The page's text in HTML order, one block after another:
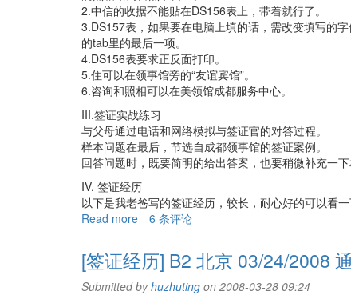
2.中信的收据不能贴在DS156表上，带着就行了。
3.DS157表，如果要在电脑上填的话，需改变填写的
的tab里的最后一项。
4.DS156表要求正反面打印。
5.住可以在领事馆旁的“友谊宾馆”。
6.咨询和照相可以在美领馆成都服务中心。
III.签证实战练习
与父母通过电话和网络模拟与签证官的对答过程。
样本问题在最后，节选自成都领事馆的签证案例。
回答问题时，既要简明的给出答案，也要稍微补充一
IV. 签证经历
以下是我老爸写的签证经历，较长，耐心好的可以看一
Read more about
证
经
历]
B2
6 条评论
[签证经历] B2 北京 03/24/2008
Submitted byhuzhuting on 2008-03-28 09:24